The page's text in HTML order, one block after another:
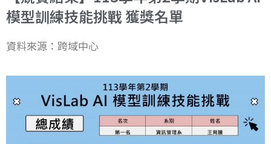
工作坊與競賽網
工作團隊
模型訓練技能挑戰 獲獎名單
資料來源：跨域中心